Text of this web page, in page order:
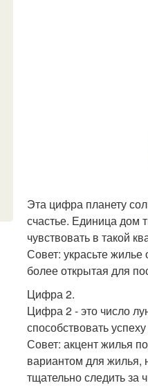
Эта цифра планету
счастье. Единица дом
чувствовать в такой
Совет: украсьте
более открытая для
Цифра 2.
Цифра 2 - это число
способствовать
Совет: акцент жилья
вариантом для жилья,
тщательно следить за